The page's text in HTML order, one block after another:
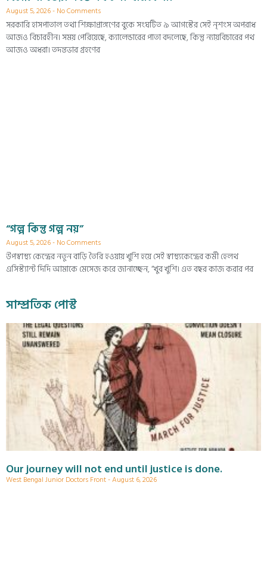
August 5, 2026 No Comments
সরকারি হাসপাতাল তথা শিক্ষাপ্রাঙ্গণের বুকে সংঘটিত ৯ আগস্টের সেই নৃশংস অপরাধ
আজও বিচারহীন। সময় পেরিয়েছে, ক্যালেন্ডারের পাতা বদলেছে, কিন্তু ন্যায়বিচারের পথ
আজও অধরা। তদন্তভার গ্রহণের
“গল্প কিন্তু গল্প নয়”
August 5, 2026 No Comments
উপস্বাস্থ্য কেন্দ্রের নতুন বাড়ি তৈরি হওয়ায় খুশি হয়ে সেই স্বাস্থ্যকেন্দ্রের কর্মী হেলথ
এসিস্ট্যান্ট দিদি আমাকে মেসেজ করে জানাচ্ছেন, “খুব খুশি। এত বছর কাজ করার পর
সাম্প্রতিক পোস্ট
Our journey will not end until justice is done.
West Bengal Junior Doctors Front August 6, 2026